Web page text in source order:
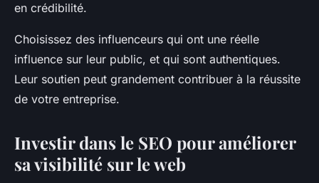
en crédibilité.
Choisissez des influenceurs qui ont une réelle
influence sur leur public, et qui sont authentiques.
Leur soutien peut grandement contribuer à la réussite
de votre entreprise.
Investir dans le SEO pour améliorer
sa visibilité sur le web